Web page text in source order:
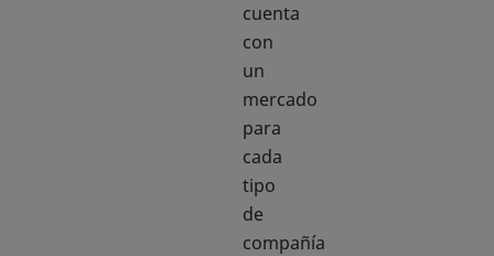
cuenta
con
un
mercado
para
cada
tipo
de
compañía